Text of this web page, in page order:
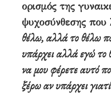
ορισμός της
ψυχοσύνθεσης που
θέλω, αλλά το θέλω
υπάρχει αλλά εγώ το
να μου φέρετε αυτό
ξέρω αν υπάρχει